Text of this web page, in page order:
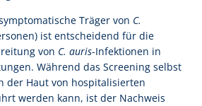
Träger von C.
ist entscheidend für die
von C. auris-Infektionen in
Während das Screening selbst
der Haut von hospitalisierten
werden kann, ist der Nachweis